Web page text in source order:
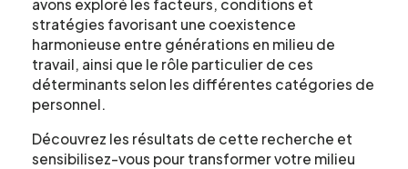
avons exploré les facteurs, conditions et
stratégies favorisant une coexistence
harmonieuse entre générations en milieu de
travail, ainsi que le rôle particulier de ces
déterminants selon les différentes catégories de
personnel.
Découvrez les résultats de cette recherche et
sensibilisez-vous pour transformer votre milieu
Formulaire
d'intérêt